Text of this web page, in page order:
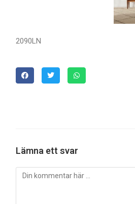
2090LN
Lämna ett svar